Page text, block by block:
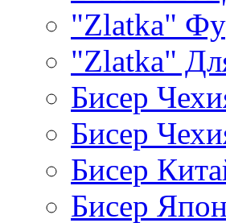
"Zlatka"
"Zlatka"
Бисер
Бисер
Бисер
Бисер